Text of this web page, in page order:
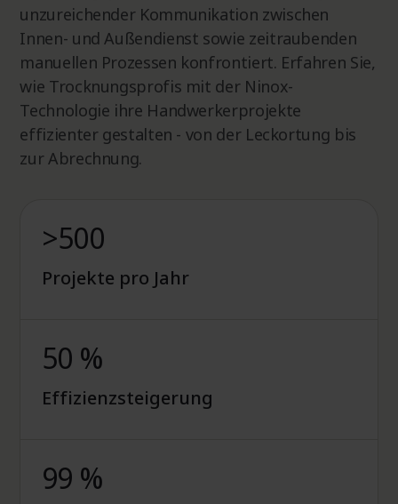
unzureichender Kommunikation zwischen
Innen- und Außendienst sowie zeitraubenden
manuellen Prozessen konfrontiert. Erfahren Sie,
wie Trocknungsprofis mit der Ninox-
Technologie ihre Handwerkerprojekte
effizienter gestalten - von der Leckortung bis
zur Abrechnung.
>500
Projekte pro Jahr
50 %
Effizienzsteigerung
99 %